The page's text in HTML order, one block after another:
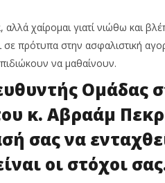
χαίρομαι γιατί νιώθω και
πρότυπα στην ασφαλιστική
να μαθαίνουν.
Ομάδας
κ. Αβραάμ
σας να
οι στόχοι